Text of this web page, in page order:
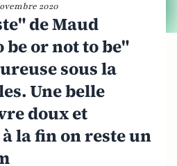
2020
de Maud
be or not to be"
sous la
Une belle
doux et
la fin on reste un